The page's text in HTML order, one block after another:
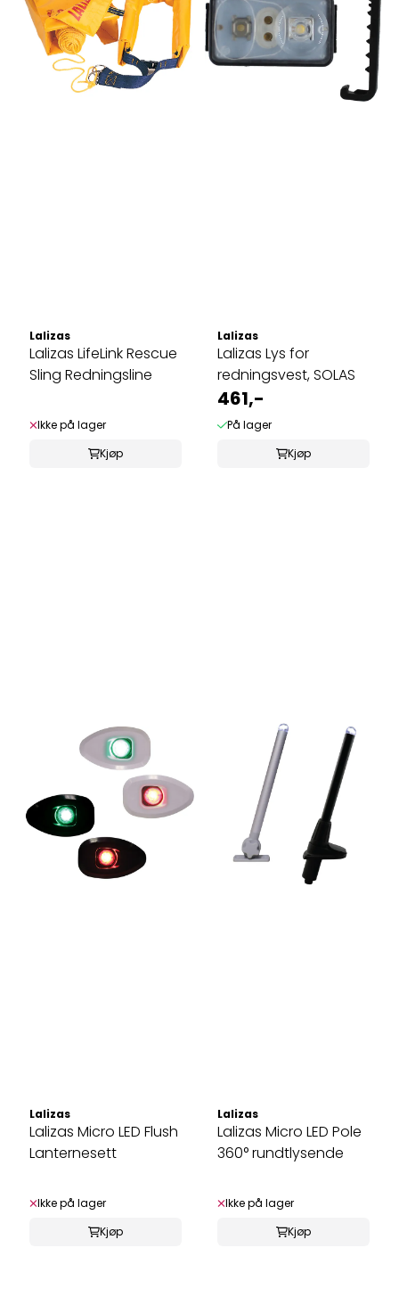
Lalizas
Lalizas LifeLink Rescue
Sling Redningsline
Ikke på lager
Kjøp
Lalizas
Lalizas Lys for
redningsvest, SOLAS
461,-
På lager
Kjøp
Lalizas
Lalizas Micro LED Flush
Lanternesett
Ikke på lager
Kjøp
Lalizas
Lalizas Micro LED Pole
360° rundtlysende
Ikke på lager
Kjøp